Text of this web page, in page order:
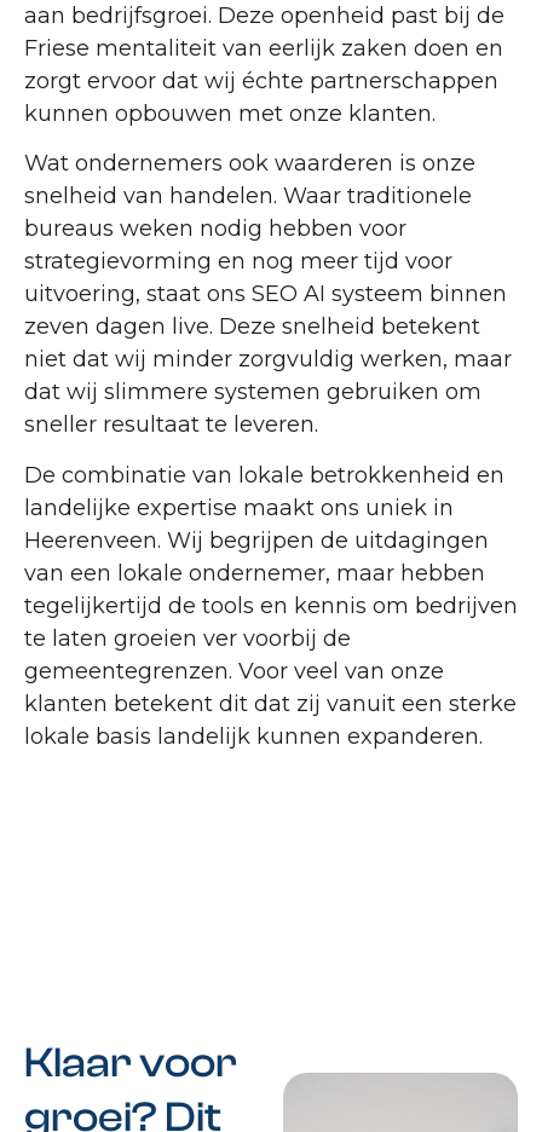
aan bedrijfsgroei. Deze openheid past bij de
Friese mentaliteit van eerlijk zaken doen en
zorgt ervoor dat wij échte partnerschappen
kunnen opbouwen met onze klanten.
Wat ondernemers ook waarderen is onze
snelheid van handelen. Waar traditionele
bureaus weken nodig hebben voor
strategievorming en nog meer tijd voor
uitvoering, staat ons SEO AI systeem binnen
zeven dagen live. Deze snelheid betekent
niet dat wij minder zorgvuldig werken, maar
dat wij slimmere systemen gebruiken om
sneller resultaat te leveren.
De combinatie van lokale betrokkenheid en
landelijke expertise maakt ons uniek in
Heerenveen. Wij begrijpen de uitdagingen
van een lokale ondernemer, maar hebben
tegelijkertijd de tools en kennis om bedrijven
te laten groeien ver voorbij de
gemeentegrenzen. Voor veel van onze
klanten betekent dit dat zij vanuit een sterke
lokale basis landelijk kunnen expanderen.
Klaar voor
groei? Dit